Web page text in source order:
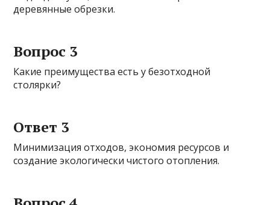
деревянные обрезки.
Вопрос 3
Какие преимущества есть у безотходной
столярки?
Ответ 3
Минимизация отходов, экономия ресурсов и
создание экологически чистого отопления.